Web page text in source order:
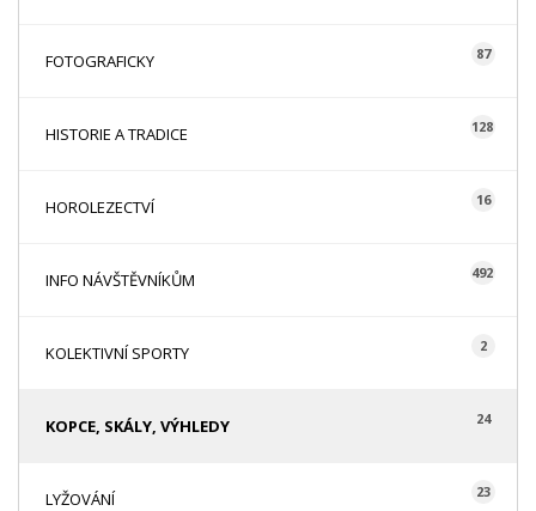
FOTOGRAFICKY 87
HISTORIE A TRADICE 128
HOROLEZECTVÍ 16
INFO NÁVŠTĚVNÍKŮM 492
KOLEKTIVNÍ SPORTY 2
KOPCE, SKÁLY, VÝHLEDY 24
LYŽOVÁNÍ 23